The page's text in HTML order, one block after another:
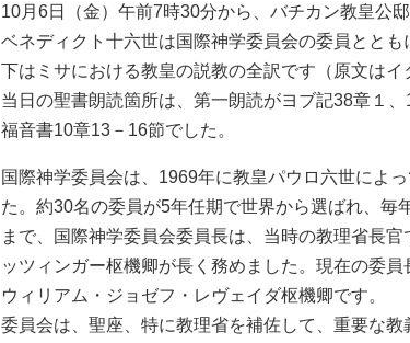
10月6日（金）午前7時30分から、バチカン教皇公
ベネディクト十六世は国際神学委員会の委員とと
下はミサにおける教皇の説教の全訳です（原文はイ
当日の聖書朗読箇所は、第一朗読がヨブ記38章１
福音書10章13－16節でした。
国際神学委員会は、1969年に教皇パウロ六世によ
た。約30名の委員が5年任期で世界から選ばれ、毎
まで、国際神学委員会委員長は、当時の教理省長
ッツィンガー枢機卿が長く務めました。現在の委
ウィリアム・ジョゼフ・レヴェイダ枢機卿です。
委員会は、聖座、特に教理省を補佐して、重要な